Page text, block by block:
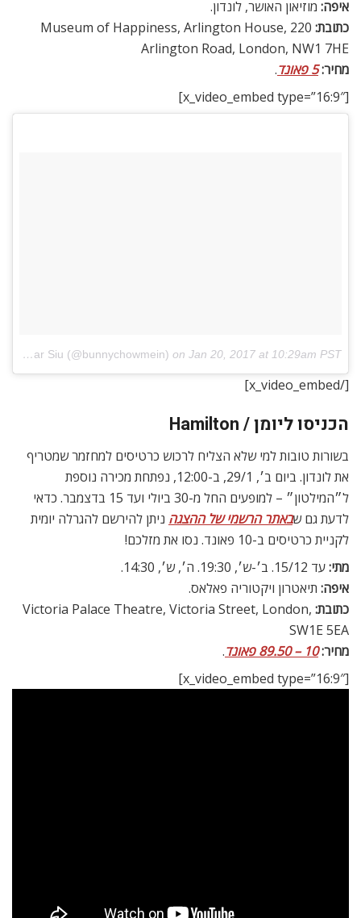
איפה: מוזיאון האושר, לונדון.
כתובת: Museum of Happiness, Arlington House, 220
Arlington Road, London, NW1 7HE
מחיר:5 פאונד
.
[x_video_embed type=”16:9″]
A post shared by Char Siu (@bunnychowmein) on Jan 20, 2017 at 10:29am PST
[/x_video_embed]
הכניסו ליומן / Hamilton
בשורות טובות למי שלא הצליח לרכוש כרטיסים למחזמר שמטריף
את לונדון. ביום ב׳, 29/1, ב-12:00, נפתחת מכירה נוספת
ל״המילטון״ – למופעים החל מ-30 ביולי ועד 15 בדצמבר. כדאי
לדעת גם שבאתר הרשמי של ההצגה ניתן להירשם להגרלה יומית
לקניית כרטיסים ב-10 פאונד. נסו את מזלכם!
מתי:עד 15/12. ב׳-ש׳, 19:30. ה׳, ש׳, 14:30.
איפה: תיאטרון ויקטוריה פאלאס.
כתובת: Victoria Palace Theatre, Victoria Street, London,
SW1E 5EA
מחיר:10 – 89.50 פאונד
.
[x_video_embed type=”16:9″]